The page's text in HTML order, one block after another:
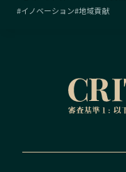
#イノベーション#地域貢献